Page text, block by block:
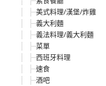
美式料理/漢堡/炸雞
義大利麵
義法料理/義大利麵
菜單
西班牙料理
速食
酒吧